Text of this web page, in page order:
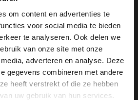
om content en advertenties te
voor social media te bieden
te analyseren. Ook delen we
van onze site met onze
adverteren en analyse. Deze
gegevens combineren met andere
heeft verstrekt of die ze hebben
uw gebruik van hun services.
haben eine
Innensohle. Als
wir das
Nubuk-Spray.
×
in English?
language isn't Dutch. Would
to English?